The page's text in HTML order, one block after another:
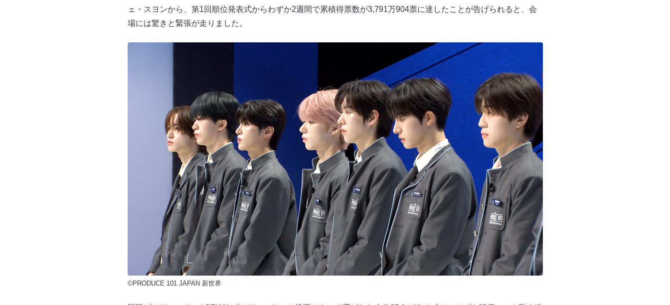
ェ・スヨンから、第1回順位発表式からわずか2週間で累積得票数が3,791万904票に達したことが告げられると、会
場には驚きと緊張が走りました。
©PRODUCE 101 JAPAN 新世界